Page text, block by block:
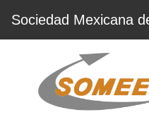
Sociedad Mexicana